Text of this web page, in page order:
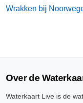
Wrakken bij
Over de
Waterkaart Live is de